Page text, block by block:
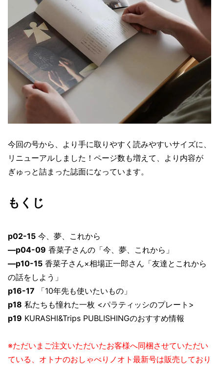
今回の号から、より手に取りやすく読みやすいサイズに、
リニューアルしました！ページ数も増えて、より内容が
ぎゅっと詰まった誌面になっています。
もくじ
p02-15 今、夢、これから
—p04-09 香菜子さんの「今、夢、これから」
—p10-15 香菜子さん×相場正一郎さん「友達とこれから
の話をしよう」
p16-17 「10年先も使いたいもの」
p18 私たちも憧れた一枚 <パラティッシのプレート>
p19 KURASHI&Trips PUBLISHINGのおすすめ情報
※ただいまご注文いただいたお客様へ同梱させていただい
ている、オトナのおしゃべりノオト最新号は販売しており